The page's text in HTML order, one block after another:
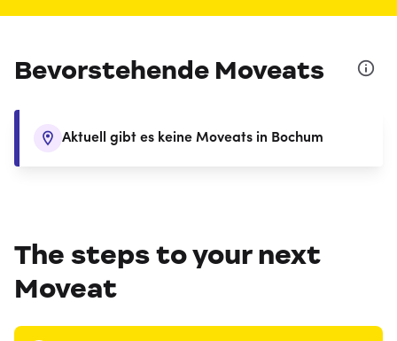
Bevorstehende Moveats
Aktuell gibt es keine Moveats in Bochum
The steps to your next
Moveat